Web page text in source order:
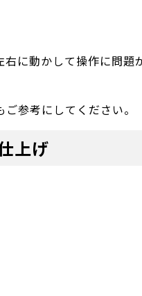
に動かして操作に問題
ご参考にしてください。
上げ